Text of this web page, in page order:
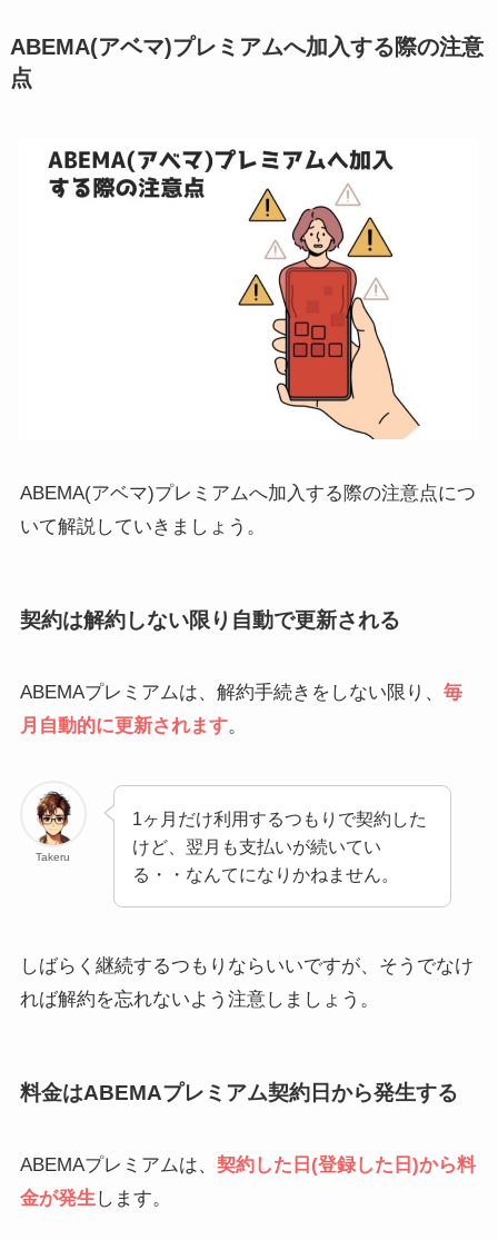
ABEMA(アベマ)プレミアムへ加入する際の注意
点
ABEMA(アベマ)プレミアムへ加入する際の注意点につ
いて解説していきましょう。
契約は解約しない限り自動で更新される
ABEMAプレミアムは、解約手続きをしない限り、 毎
月自動的に更新されます。
Takeru
1ヶ月だけ利用するつもりで契約した
けど、翌月も支払いが続いてい
る・・なんてになりかねません。
しばらく継続するつもりならいいですが、そうでなけ
れば解約を忘れないよう注意しましょう。
料金はABEMAプレミアム契約日から発生する
ABEMAプレミアムは、 契約した日(登録した日)から料
金が発生します。